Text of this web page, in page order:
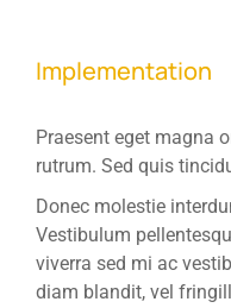
Implementation
Praesent eget magna
rutrum. Sed quis
Donec molestie
Vestibulum
viverra sed mi ac
diam blandit, vel